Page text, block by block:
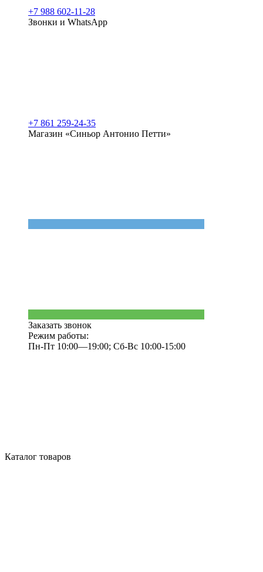
+7 988 602-11-28
Звонки и WhatsApp
+7 861 259-24-35
Магазин «Синьор Антонио Петти»
Заказать звонок
Режим работы:
Пн-Пт 10:00—19:00; Сб-Вс 10:00-15:00
Каталог товаров